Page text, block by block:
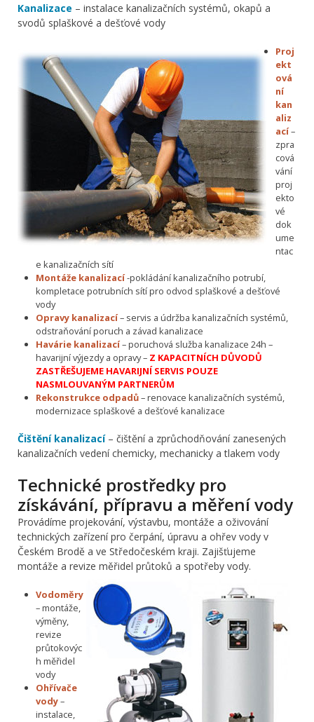
Kanalizace – instalace kanalizačních systémů, okapů a
svodů splaškové a dešťové vody
Proj
ekt
ová
ní
kan
aliz
ací–
zpra
cová
vání
proj
ekto
vé
dok
ume
ntac
e kanalizačních sítí
Montáže kanalizací-pokládání kanalizačního potrubí,
kompletace potrubních sítí pro odvod splaškové a dešťové
vody
Opravy kanalizací– servis a údržba kanalizačních systémů,
odstraňování poruch a závad kanalizace
Havárie kanalizací– poruchová služba kanalizace 24h –
havarijní výjezdy a opravy – Z KAPACITNÍCH DŮVODŮ
ZASTŘEŠUJEME HAVARIJNÍ SERVIS POUZE
NASMLOUVANÝM PARTNERŮM
Rekonstrukce odpadů– renovace kanalizačních systémů,
modernizace splaškové a dešťové kanalizace
Čištění kanalizací– čištění a zprůchodňování zanesených
kanalizačních vedení chemicky, mechanicky a tlakem vody
Technické prostředky pro
získávání, přípravu a měření vody
Provádíme projekování, výstavbu, montáže a oživování
technických zařízení pro čerpání, úpravu a ohřev vody v
Českém Brodě a ve Středočeském kraji. Zajišťujeme
montáže a revize měřidel průtoků a spotřeby vody.
Vodoměry
– montáže,
výměny,
revize
průtokovýc
h měřidel
vody
Ohřívače
vody–
instalace,